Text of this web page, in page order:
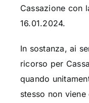
Cassazione con
16.01.2024.
In sostanza, ai
ricorso per
quando
stesso non